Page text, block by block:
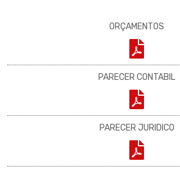
ORÇAMENTOS
PARECER CONTABIL
PARECER JURIDICO